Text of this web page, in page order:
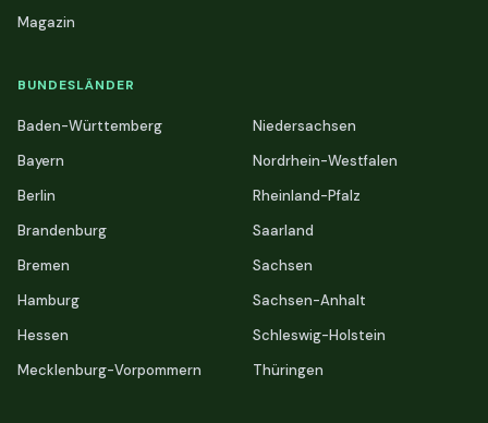
Magazin
BUNDESLÄNDER
Baden-Württemberg
Bayern
Berlin
Brandenburg
Bremen
Hamburg
Hessen
Mecklenburg-Vorpommern
Niedersachsen
Nordrhein-Westfalen
Rheinland-Pfalz
Saarland
Sachsen
Sachsen-Anhalt
Schleswig-Holstein
Thüringen